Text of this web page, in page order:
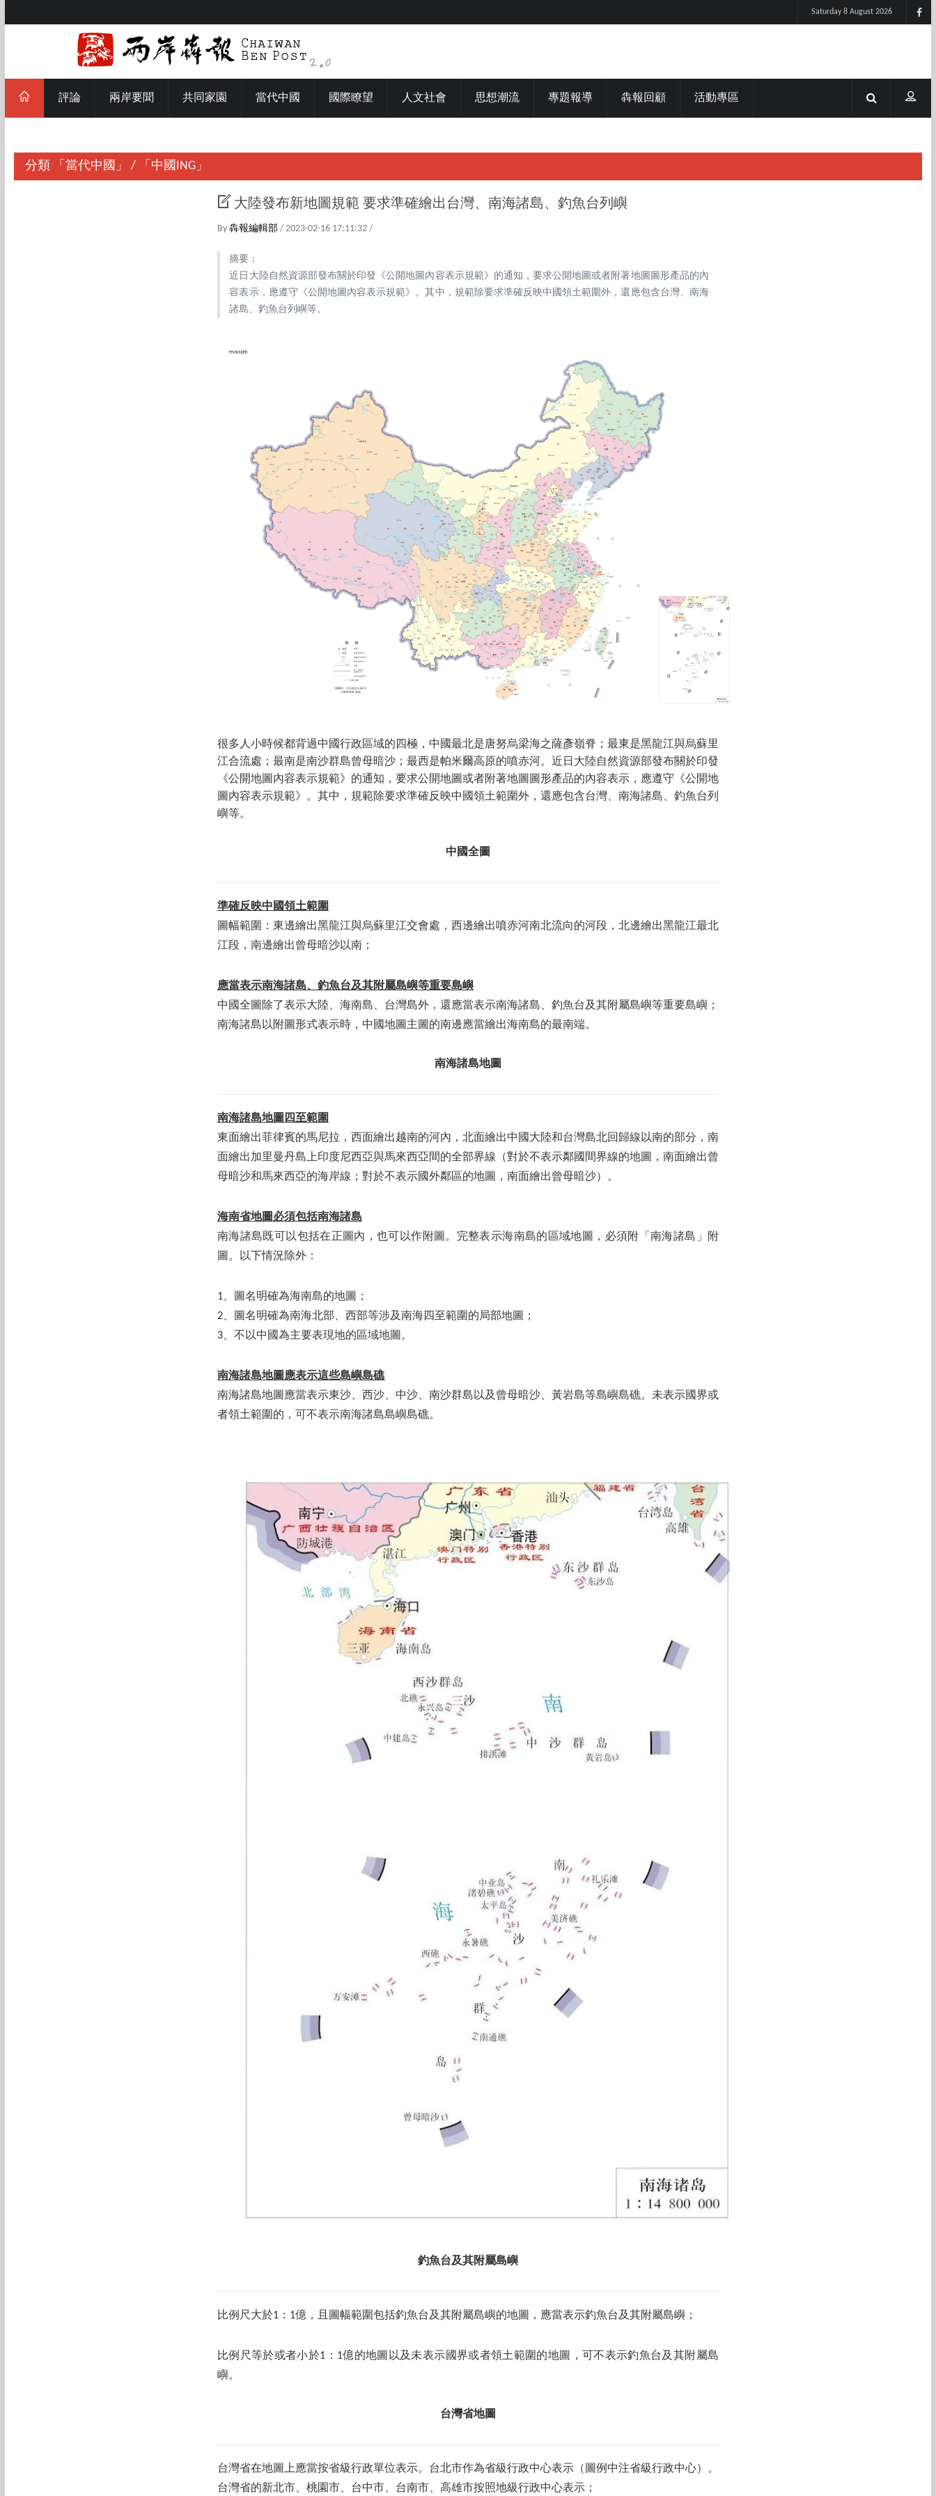
Saturday 8 August 2026
評論 兩岸要聞 共同家園 當代中國 國際瞭望 人文社會 思想潮流 專題報導 犇報回顧 活動專區
分類 「當代中國」 / 「中國ING」
大陸發布新地圖規範 要求準確繪出台灣、南海諸島、釣魚台列嶼
By 犇報編輯部 / 2023-02-16 17:11:32 /
摘要：
近日大陸自然資源部發布關於印發《公開地圖內容表示規範》的通知，要求公開地圖或者附著地圖圖形產品的內
容表示，應遵守《公開地圖內容表示規範》。其中，規範除要求準確反映中國領土範圍外，還應包含台灣、南海
諸島、釣魚台列嶼等。
很多人小時候都背過中國行政區域的四極，中國最北是唐努烏梁海之薩彥嶺脊；最東是黑龍江與烏蘇里
江合流處；最南是南沙群島曾母暗沙；最西是帕米爾高原的噴赤河。近日大陸自然資源部發布關於印發
《公開地圖內容表示規範》的通知，要求公開地圖或者附著地圖圖形產品的內容表示，應遵守《公開地
圖內容表示規範》。其中，規範除要求準確反映中國領土範圍外，還應包含台灣、南海諸島、釣魚台列
嶼等。
中國全圖
準確反映中國領土範圍
圖幅範圍：東邊繪出黑龍江與烏蘇里江交會處，西邊繪出噴赤河南北流向的河段，北邊繪出黑龍江最北
江段，南邊繪出曾母暗沙以南；
應當表示南海諸島、釣魚台及其附屬島嶼等重要島嶼
中國全圖除了表示大陸、海南島、台灣島外，還應當表示南海諸島、釣魚台及其附屬島嶼等重要島嶼；
南海諸島以附圖形式表示時，中國地圖主圖的南邊應當繪出海南島的最南端。
南海諸島地圖
南海諸島地圖四至範圍
東面繪出菲律賓的馬尼拉，西面繪出越南的河內，北面繪出中國大陸和台灣島北回歸線以南的部分，南
面繪出加里曼丹島上印度尼西亞與馬來西亞間的全部界線（對於不表示鄰國間界線的地圖，南面繪出曾
母暗沙和馬來西亞的海岸線；對於不表示國外鄰區的地圖，南面繪出曾母暗沙）。
海南省地圖必須包括南海諸島
南海諸島既可以包括在正圖內，也可以作附圖。完整表示海南島的區域地圖，必須附「南海諸島」附
圖。以下情況除外：
1、圖名明確為海南島的地圖；
2、圖名明確為南海北部、西部等涉及南海四至範圍的局部地圖；
3、不以中國為主要表現地的區域地圖。
南海諸島地圖應表示這些島嶼島礁
南海諸島地圖應當表示東沙、西沙、中沙、南沙群島以及曾母暗沙、黃岩島等島嶼島礁。未表示國界或
者領土範圍的，可不表示南海諸島島嶼島礁。
釣魚台及其附屬島嶼
比例尺大於1：1億，且圖幅範圍包括釣魚台及其附屬島嶼的地圖，應當表示釣魚台及其附屬島嶼；
比例尺等於或者小於1：1億的地圖以及未表示國界或者領土範圍的地圖，可不表示釣魚台及其附屬島
嶼。
台灣省地圖
台灣省在地圖上應當按省級行政單位表示。台北市作為省級行政中心表示（圖例中注省級行政中心）。
台灣省的新北市、桃園市、台中市、台南市、高雄市按照地級行政中心表示；